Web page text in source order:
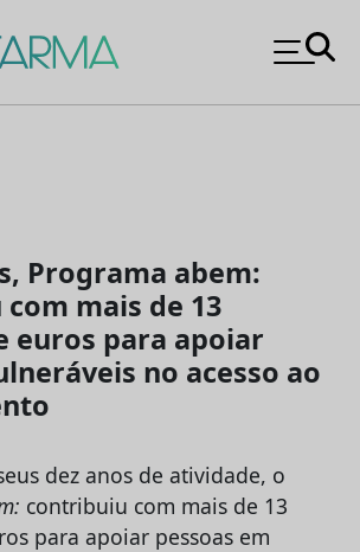
Programa abem:
mais de 13
euros para apoiar
no acesso ao
dez anos de atividade, o
contribuiu com mais de 13
para apoiar pessoas em